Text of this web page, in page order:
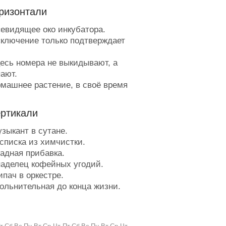
око инкубатора.
только подтверждает
номера не выкидывают, а
растение, в своё время
сколько положено.
для дистрофика.
мысль.
с посиделок.
можно расплачиваться за
стол.
с балаганом.
в сутане.
из химчистки.
прибавка.
кофейных угодий.
в оркестре.
до конца жизни.